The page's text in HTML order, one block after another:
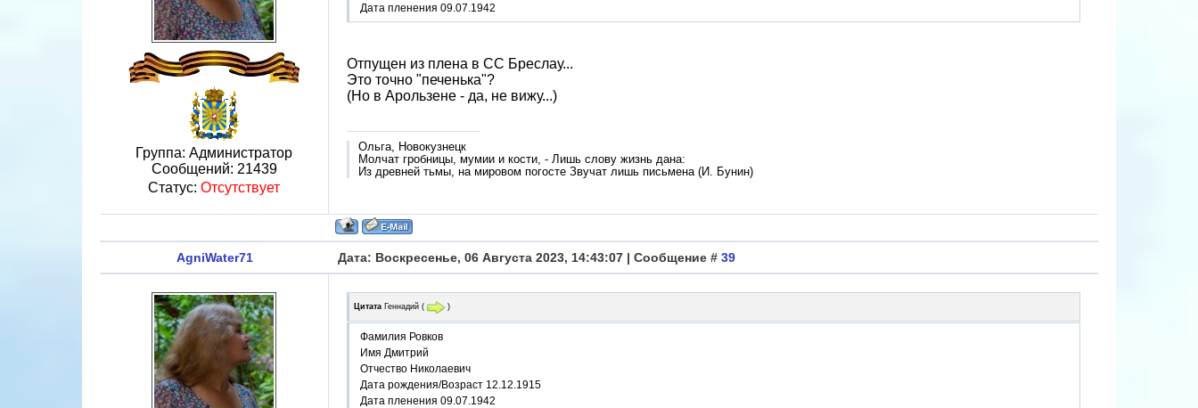
Группа: Администратор
Сообщений: 21439
Статус: Отсутствует
Дата пленения 09.07.1942
Отпущен из плена в СС Бреслау...
Это точно "печенька"?
(Но в Арользене - да, не вижу...)
Ольга, Новокузнецк
Молчат гробницы, мумии и кости, - Лишь слову жизнь дана:
Из древней тьмы, на мировом погосте Звучат лишь письмена (И. Бунин)
AgniWater71 Дата: Воскресенье, 06 Августа 2023, 14:43:07 | Сообщение # 39
Цитата Геннадий ( )
Фамилия Ровков
Имя Дмитрий
Отчество Николаевич
Дата рождения/Возраст 12.12.1915
Дата пленения 09.07.1942